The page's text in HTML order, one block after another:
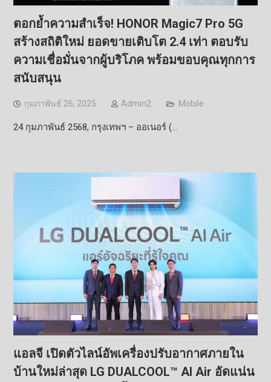
ตอกย้ำความสำเร็จ! HONOR Magic7 Pro 5G
สร้างสถิติใหม่ ยอดขายเติบโต 2.4 เท่า ตอบรับ
ความเชื่อมั่นจากผู้บริโภค พร้อมขอบคุณทุกการ
สนับสนุน
กุมภาพันธ์ 26, 2025 Admin2 Mobile
24 กุมภาพันธ์ 2568, กรุงเทพฯ – ออเนอร์ (…
แอลจี เปิดตัวไลน์อัพเครื่องปรับอากาศภายใน
บ้านใหม่ล่าสุด LG DUALCOOL™ AI Air อัดแน่น